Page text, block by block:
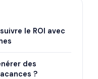
le ROI avec
des
?